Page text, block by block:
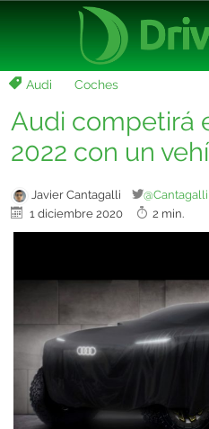
Audi Coches
Audi competirá
2022 con un
Javier Cantagalli
@Cantagalli
1 diciembre 2020
2 min.